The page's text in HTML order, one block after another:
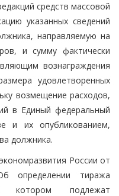
средств массовой
указанных сведений
направляемую на
и сумму фактически
вознаграждения
удовлетворенных
возмещение расходов,
в Единый федеральный
и их опубликованием,
должника.
России от
определении тиража
котором подлежат